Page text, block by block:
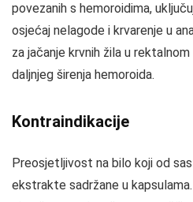
povezanih s hemoroidima,
osjećaj nelagode i krvarenje u
za jačanje krvnih žila u
daljnjeg širenja hemoroida.
Kontraindikacije
Preosjetljivost na bilo koji od
ekstrakte sadržane u